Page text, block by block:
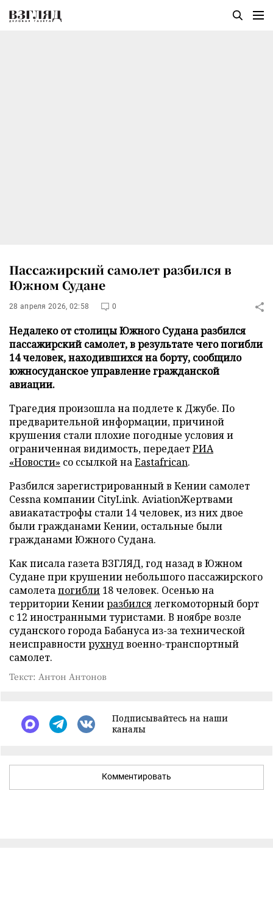
Пассажирский самолет разбился в
Южном Судане
28 апреля 2026, 02:58 0
Недалеко от столицы Южного Судана разбился
пассажирский самолет, в результате чего погибли
14 человек, находившихся на борту, сообщило
южносуданское управление гражданской
авиации.
Трагедия произошла на подлете к Джубе. По
предварительной информации, причиной
крушения стали плохие погодные условия и
ограниченная видимость, передаетРИА
«Новости» со ссылкой наEastafrican.
Разбился зарегистрированный в Кении самолет
Cessna компании CityLink. AviationЖертвами
авиакатастрофы стали 14 человек, из них двое
были гражданами Кении, остальные были
гражданами Южного Судана.
Как писала газета ВЗГЛЯД, год назад в Южном
Судане при крушении небольшого пассажирского
самолетапогибли 18 человек. Осенью на
территории Кенииразбилсялегкомоторный борт
с 12 иностранными туристами. В ноябре возле
суданского города Бабануса из-за технической
неисправностирухнулвоенно-транспортный
самолет.
Текст: Антон Антонов
Подписывайтесь на наши
каналы
Комментировать